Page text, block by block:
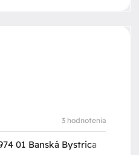
3 hodnotenia
01 Banská Bystrica